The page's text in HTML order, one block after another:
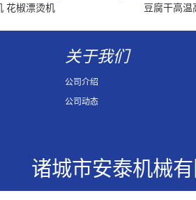
花椒漂烫机 豆腐干高温
关于我们
公司介绍
公司动态
诸城市安泰机械